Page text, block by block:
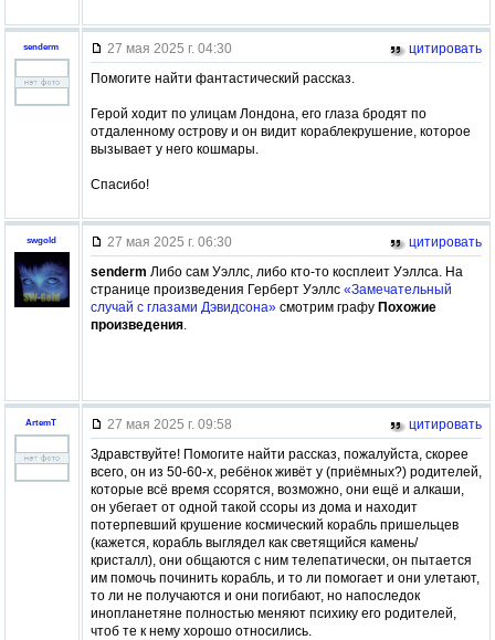
senderm 27 мая 2025 г. 04:30
цитировать
Помогите найти фантастический рассказ.
Герой ходит по улицам Лондона, его глаза бродят по
отдаленному острову и он видит кораблекрушение, которое
вызывает у него кошмары.
Спасибо!
swgold 27 мая 2025 г. 06:30
цитировать
senderm Либо сам Уэллс, либо кто-то косплеит Уэллса. На
странице произведения Герберт Уэллс «Замечательный
случай с глазами Дэвидсона» смотрим графу Похожие
произведения.
ArtemT 27 мая 2025 г. 09:58
цитировать
Здравствуйте! Помогите найти рассказ, пожалуйста, скорее
всего, он из 50-60-х, ребёнок живёт у (приёмных?) родителей,
которые всё время ссорятся, возможно, они ещё и алкаши,
он убегает от одной такой ссоры из дома и находит
потерпевший крушение космический корабль пришельцев
(кажется, корабль выглядел как светящийся камень/
кристалл), они общаются с ним телепатически, он пытается
им помочь починить корабль, и то ли помогает и они улетают,
то ли не получаются и они погибают, но напоследок
инопланетяне полностью меняют психику его родителей,
чтоб те к нему хорошо относились.